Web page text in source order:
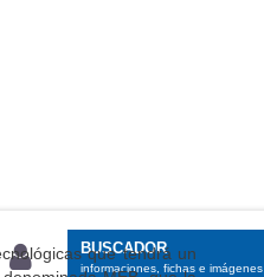
BUSCADOR
informaciones, fichas e imágenes
que tendrá un